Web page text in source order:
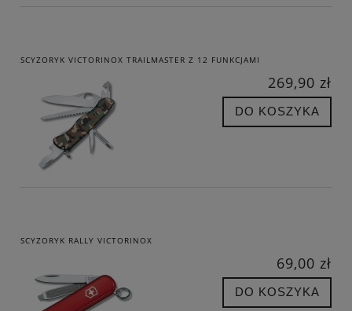
SCYZORYK VICTORINOX TRAILMASTER Z 12 FUNKCJAMI
269,90 zł
DO KOSZYKA
SCYZORYK RALLY VICTORINOX
69,00 zł
DO KOSZYKA